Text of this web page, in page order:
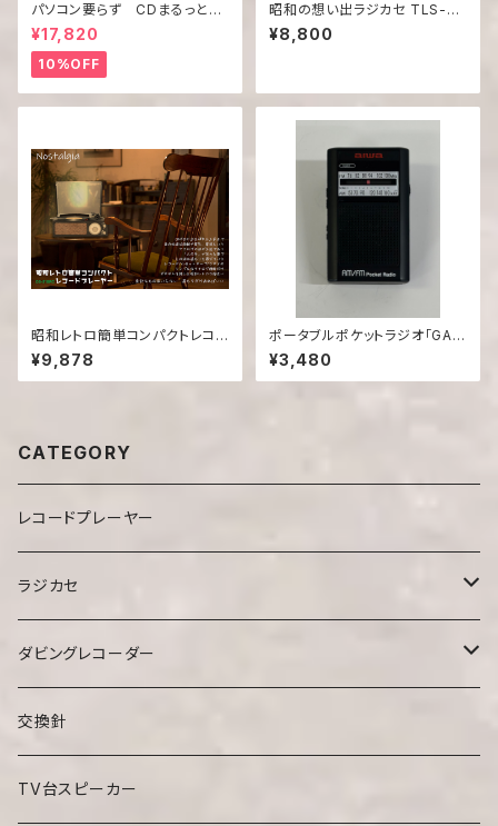
パソコン要らず CDまるっと！
コピ太郎
¥17,820
10%OFF
昭和の想い出ラジカセ TLS-88
00
¥8,800
昭和レトロ簡単コンパクトレコ
ードプレーヤー DS-218RC
¥9,878
ポータブルポケットラジオ「GAA
4-PPR0003(BK)」
¥3,480
CATEGORY
レコードプレーヤー
ラジカセ
ミニラジカセ
CDラジカセ
ダビングレコーダー
CDプレーヤー
交換針
TV台スピーカー